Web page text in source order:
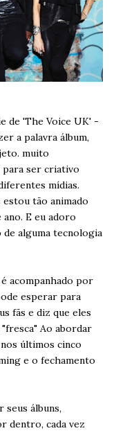
de 'The Voice UK' -
a palavra álbum,
muito
ser criativo
mídias.
tão animado
E eu adoro
alguma tecnologia
acompanhado por
esperar para
fãs e diz que eles
Ao abordar
últimos cinco
e o fechamento
seus álbuns,
dentro, cada vez